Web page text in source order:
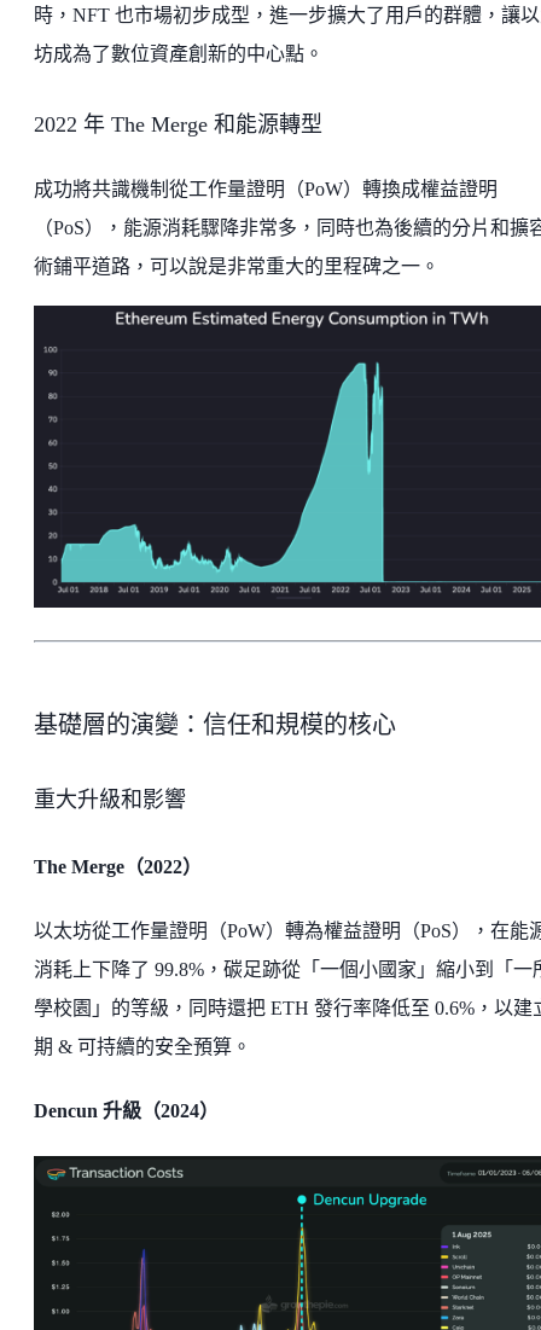
時，NFT 也市場初步成型，進一步擴大了用戶的群體，讓
坊成為了數位資產創新的中心點。
2022 年 The Merge 和能源轉型
成功將共識機制從工作量證明（PoW）轉換成權益證明
（PoS），能源消耗驟降非常多，同時也為後續的分片和擴
術鋪平道路，可以說是非常重大的里程碑之一。
基礎層的演變：信任和規模的核心
重大升級和影響
The Merge（2022）
以太坊從工作量證明（PoW）轉為權益證明（PoS），在能
消耗上下降了 99.8%，碳足跡從「一個小國家」縮小到「一
學校園」的等級，同時還把 ETH 發行率降低至 0.6%，以建
期 & 可持續的安全預算。
Dencun 升級（2024）